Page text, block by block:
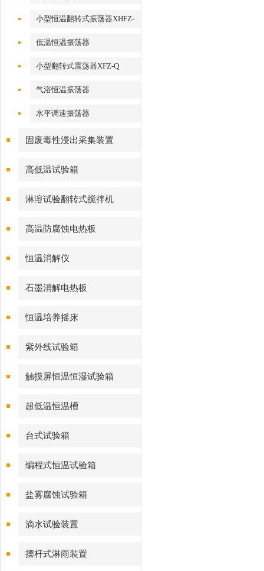
小型恒温翻转式振荡器XHFZ-
低温恒温振荡器
小型翻转式震荡器XFZ-Q
气浴恒温振荡器
水平调速振荡器
固废毒性浸出采集装置
高低温试验箱
淋溶试验翻转式搅拌机
高温防腐蚀电热板
恒温消解仪
石墨消解电热板
恒温培养摇床
紫外线试验箱
触摸屏恒温恒湿试验箱
超低温恒温槽
台式试验箱
编程式恒温试验箱
盐雾腐蚀试验箱
滴水试验装置
摆杆式淋雨装置